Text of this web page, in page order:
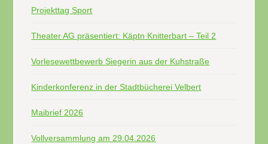
Projekttag Sport
Theater AG präsentiert: Käptn Knitterbart – Teil 2
Vorlesewettbewerb Siegerin aus der Kuhstraße
Kinderkonferenz in der Stadtbücherei Velbert
Maibrief 2026
Vollversammlung am 29.04.2026